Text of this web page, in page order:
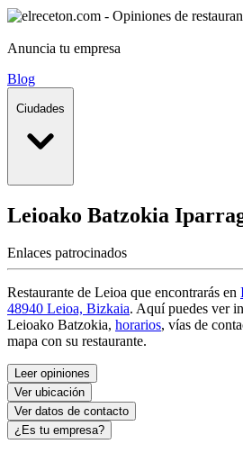
Anuncia tu empresa
Blog
Ciudades
Leioako Batzokia
Enlaces patrocinados
Restaurante de Leioa que encontrarás en
48940 Leioa, Bizkaia. Aquí puedes ver
Leioako Batzokia, horarios, vías de
mapa con su restaurante.
Leer opiniones
Ver ubicación
Ver datos de contacto
¿Es tu empresa?